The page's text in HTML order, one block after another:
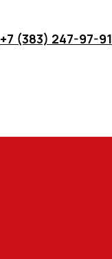
+7 (383) 247-97-91